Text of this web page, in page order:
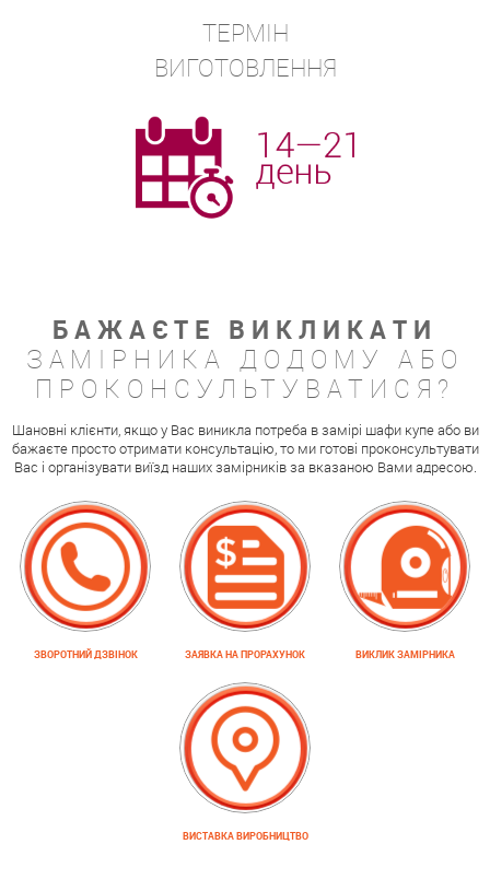
ТЕРМІН
ВИГОТОВЛЕННЯ
БАЖАЄТЕ ВИКЛИКАТИ
ЗАМІРНИКА ДОДОМУ АБО
ПРОКОНСУЛЬТУВАТИСЯ?
Шановні клієнти, якщо у Вас виникла потреба в замірі шафи купе або ви
бажаєте просто отримати консультацію, то ми готові проконсультувати
Вас і організувати виїзд наших замірників за вказаною Вами адресою.
ЗВОРОТНИЙ ДЗВІНОК ЗАЯВКА НА ПРОРАХУНОК ВИКЛИК ЗАМІРНИКА
ВИСТАВКА ВИРОБНИЦТВО